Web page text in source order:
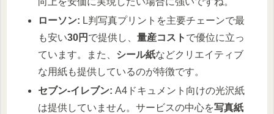
ローソン: L判写真プリントを主要チェーンで最
も安い30円 で提供し、量産コスト で優位に立っ
ています。また、 シール紙などクリエイティブ
な用紙も提供しているのが特徴です。
セブン-イレブン: A4ドキュメント向けの光沢紙
は提供していません。サービスの中心を写真紙